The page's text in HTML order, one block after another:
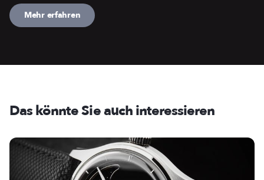
Mehr erfahren
Das könnte Sie auch interessieren